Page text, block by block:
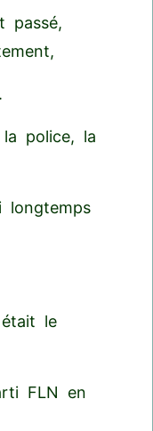
passé,
la police, la
le
FLN en